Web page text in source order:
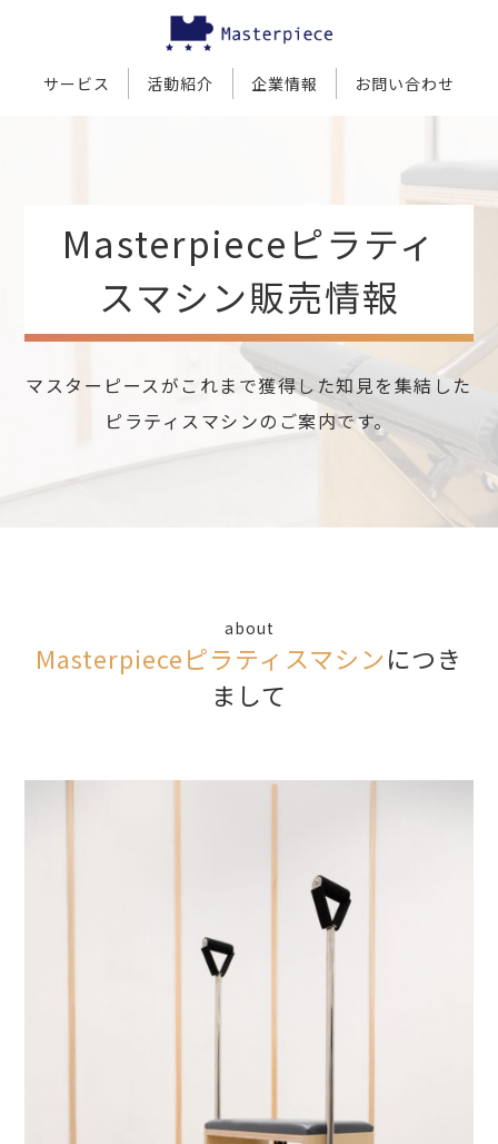
サービス 活動紹介 企業情報 お問い合わせ
Masterpieceピラティ
スマシン販売情報
マスターピースがこれまで獲得した知見を集結した
ピラティスマシンのご案内です。
about
Masterpieceピラティスマシンにつき
まして